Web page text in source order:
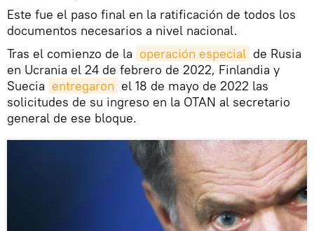
Este fue el paso final en la ratificación de todos los
documentos necesarios a nivel nacional.
Tras el comienzo de la operación especial de Rusia
en Ucrania el 24 de febrero de 2022, Finlandia y
Suecia entregaron el 18 de mayo de 2022 las
solicitudes de su ingreso en la OTAN al secretario
general de ese bloque.